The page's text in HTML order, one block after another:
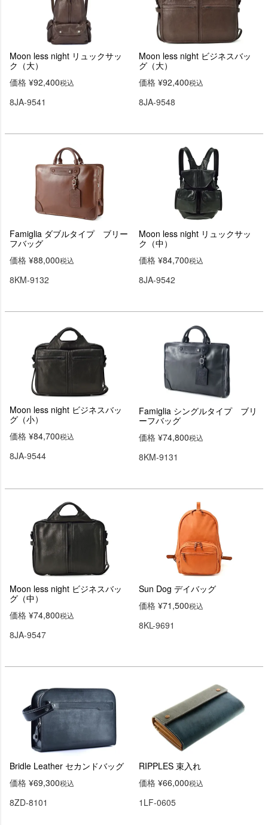
Moon less night リュックサッ
ク（大）
価格 ¥92,400税込
8JA-9541
Moon less night ビジネスバッ
グ（大）
価格 ¥92,400税込
8JA-9548
Famiglia ダブルタイプ ブリー
フバッグ
価格 ¥88,000税込
8KM-9132
Moon less night リュックサッ
ク（中）
価格 ¥84,700税込
8JA-9542
Moon less night ビジネスバッ
グ（小）
価格 ¥84,700税込
8JA-9544
Famiglia シングルタイプ ブリ
ーフバッグ
価格 ¥74,800税込
8KM-9131
Moon less night ビジネスバッ
グ（中）
価格 ¥74,800税込
8JA-9547
Sun Dog デイバッグ
価格 ¥71,500税込
8KL-9691
Bridle Leather セカンドバッグ
価格 ¥69,300税込
8ZD-8101
RIPPLES 束入れ
価格 ¥66,000税込
1LF-0605